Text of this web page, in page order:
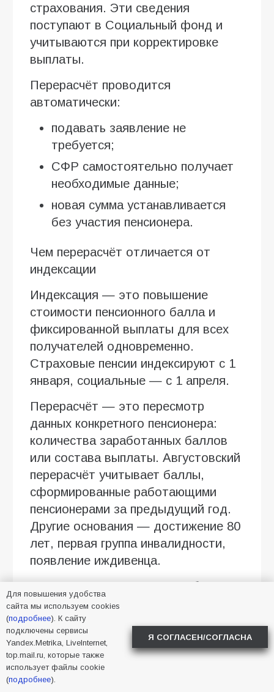
страхования. Эти сведения
поступают в Социальный фонд и
учитываются при корректировке
выплаты.
Перерасчёт проводится
автоматически:
подавать заявление не
требуется;
СФР самостоятельно получает
необходимые данные;
новая сумма устанавливается
без участия пенсионера.
Чем перерасчёт отличается от
индексации
Индексация — это повышение
стоимости пенсионного балла и
фиксированной выплаты для всех
получателей одновременно.
Страховые пенсии индексируют с 1
января, социальные — с 1 апреля.
Перерасчёт — это пересмотр
данных конкретного пенсионера:
количества заработанных баллов
или состава выплаты. Августовский
перерасчёт учитывает баллы,
сформированные работающими
пенсионерами за предыдущий год.
Другие основания — достижение 80
лет, первая группа инвалидности,
появление иждивенца.
От чего зависит размер прибавки
При расчёте учитываются:
размер официальной зарплаты
за 2025 год;
сумма перечисленных страховых
Для повышения удобства
сайта мы используем cookies
(подробнее). К сайту
подключены сервисы
Yandex.Metrika, LiveInternet,
top.mail.ru, которые также
использует файлы cookie
(подробнее).
Я СОГЛАСЕН/СОГЛАСНА